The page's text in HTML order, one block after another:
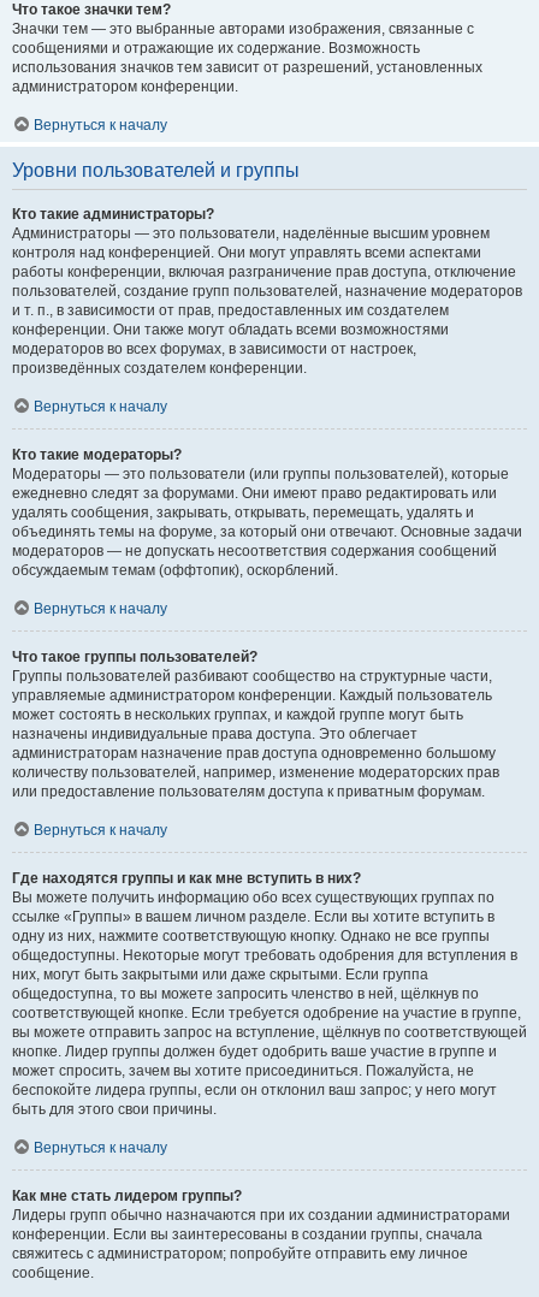
Что такое значки тем?
Значки тем — это выбранные авторами изображения, связанные с
сообщениями и отражающие их содержание. Возможность
использования значков тем зависит от разрешений, установленных
администратором конференции.
Вернуться к началу
Уровни пользователей и группы
Кто такие администраторы?
Администраторы — это пользователи, наделённые высшим уровнем
контроля над конференцией. Они могут управлять всеми аспектами
работы конференции, включая разграничение прав доступа, отключение
пользователей, создание групп пользователей, назначение модераторов
и т. п., в зависимости от прав, предоставленных им создателем
конференции. Они также могут обладать всеми возможностями
модераторов во всех форумах, в зависимости от настроек,
произведённых создателем конференции.
Вернуться к началу
Кто такие модераторы?
Модераторы — это пользователи (или группы пользователей), которые
ежедневно следят за форумами. Они имеют право редактировать или
удалять сообщения, закрывать, открывать, перемещать, удалять и
объединять темы на форуме, за который они отвечают. Основные задачи
модераторов — не допускать несоответствия содержания сообщений
обсуждаемым темам (оффтопик), оскорблений.
Вернуться к началу
Что такое группы пользователей?
Группы пользователей разбивают сообщество на структурные части,
управляемые администратором конференции. Каждый пользователь
может состоять в нескольких группах, и каждой группе могут быть
назначены индивидуальные права доступа. Это облегчает
администраторам назначение прав доступа одновременно большому
количеству пользователей, например, изменение модераторских прав
или предоставление пользователям доступа к приватным форумам.
Вернуться к началу
Где находятся группы и как мне вступить в них?
Вы можете получить информацию обо всех существующих группах по
ссылке «Группы» в вашем личном разделе. Если вы хотите вступить в
одну из них, нажмите соответствующую кнопку. Однако не все группы
общедоступны. Некоторые могут требовать одобрения для вступления в
них, могут быть закрытыми или даже скрытыми. Если группа
общедоступна, то вы можете запросить членство в ней, щёлкнув по
соответствующей кнопке. Если требуется одобрение на участие в группе,
вы можете отправить запрос на вступление, щёлкнув по соответствующей
кнопке. Лидер группы должен будет одобрить ваше участие в группе и
может спросить, зачем вы хотите присоединиться. Пожалуйста, не
беспокойте лидера группы, если он отклонил ваш запрос; у него могут
быть для этого свои причины.
Вернуться к началу
Как мне стать лидером группы?
Лидеры групп обычно назначаются при их создании администраторами
конференции. Если вы заинтересованы в создании группы, сначала
свяжитесь с администратором; попробуйте отправить ему личное
сообщение.